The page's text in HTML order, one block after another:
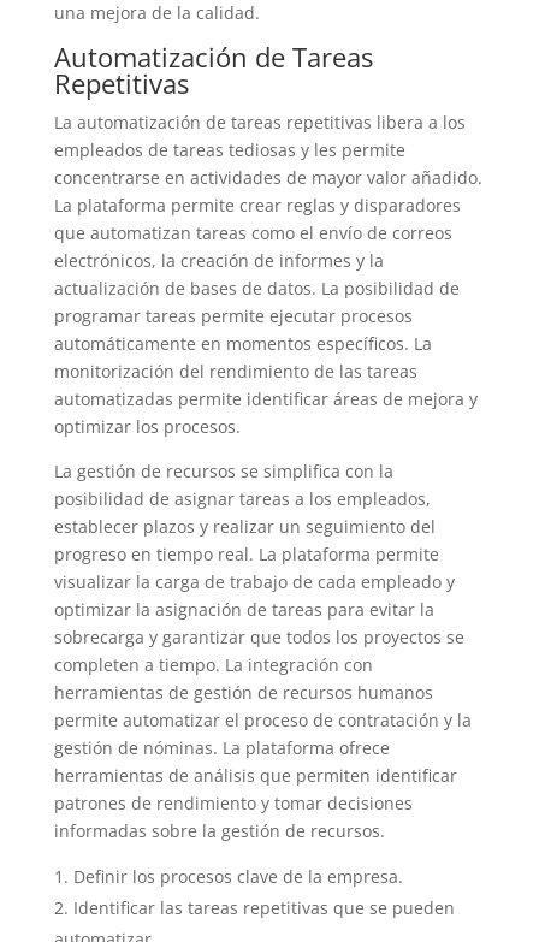
una mejora de la calidad.
Automatización de Tareas
Repetitivas
La automatización de tareas repetitivas libera a los
empleados de tareas tediosas y les permite
concentrarse en actividades de mayor valor añadido.
La plataforma permite crear reglas y disparadores
que automatizan tareas como el envío de correos
electrónicos, la creación de informes y la
actualización de bases de datos. La posibilidad de
programar tareas permite ejecutar procesos
automáticamente en momentos específicos. La
monitorización del rendimiento de las tareas
automatizadas permite identificar áreas de mejora y
optimizar los procesos.
La gestión de recursos se simplifica con la
posibilidad de asignar tareas a los empleados,
establecer plazos y realizar un seguimiento del
progreso en tiempo real. La plataforma permite
visualizar la carga de trabajo de cada empleado y
optimizar la asignación de tareas para evitar la
sobrecarga y garantizar que todos los proyectos se
completen a tiempo. La integración con
herramientas de gestión de recursos humanos
permite automatizar el proceso de contratación y la
gestión de nóminas. La plataforma ofrece
herramientas de análisis que permiten identificar
patrones de rendimiento y tomar decisiones
informadas sobre la gestión de recursos.
Definir los procesos clave de la empresa.
Identificar las tareas repetitivas que se pueden